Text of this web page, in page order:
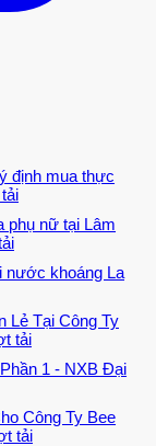
định mua thực
phụ nữ tại Lâm
nước khoáng La
Lẻ Tại Công Ty
tải
1 - NXB Đại
Công Ty Bee
tải